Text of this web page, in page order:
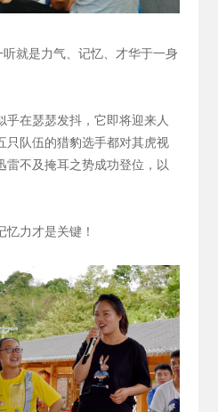
听就是力气、记忆、才华于一身
乎在瑟瑟发抖，它即将迎来人
只队伍的猎豹选手都对其虎视
雷不及掩耳之势成功登位，以
力才是关键！